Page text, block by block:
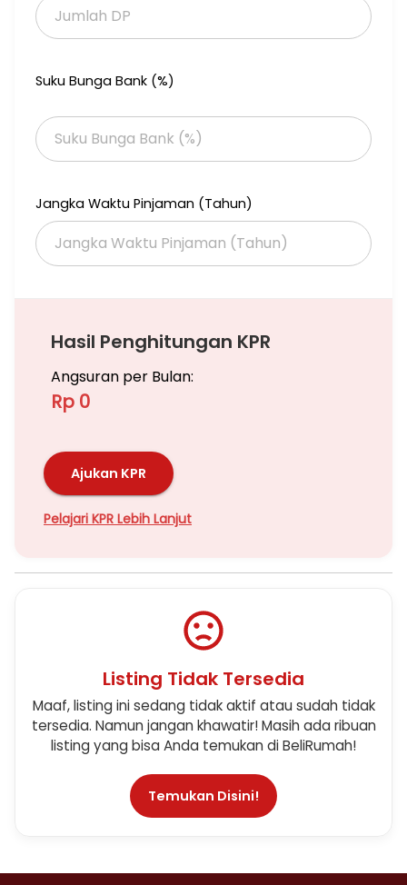
Air Sumur Bor
Listri 2200Watt
Dekat Mall Metropolitan
Dekat Perukoan Indomaret Dll
Dekat Sekolah Al Azhar
(Bisa Cash atau Kpr Bank)
An. 20226
Siapa Cepat Dia Dapat!!
Suku Bunga Bank (%)
Jangka Waktu Pinjaman (Tahun)
Hasil Penghitungan KPR
Angsuran per Bulan:
Rp 0
Ajukan KPR
Pelajari KPR Lebih Lanjut
Listing Tidak Tersedia
Maaf, listing ini sedang tidak aktif atau sudah tidak
tersedia. Namun jangan khawatir! Masih ada ribuan
listing yang bisa Anda temukan di BeliRumah!
Temukan Disini!